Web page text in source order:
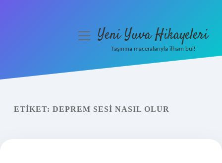
Yasal Uyarı
menüyüYeni Yuva Hikayeleri
Taşınma maceralarıyla ilham bul!
ETIKET: DEPREM SESI NASIL OLUR